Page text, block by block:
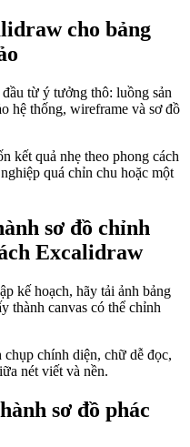
cho bảng
từ ý tưởng thô: luồng sản
hệ thống, wireframe và sơ đồ
kết quả nhẹ theo phong cách
quá chỉn chu hoặc một
sơ đồ chỉnh
Excalidraw
kế hoạch, hãy tải ảnh bảng
thành canvas có thể chỉnh
chính diện, chữ dễ đọc,
nét viết và nền.
sơ đồ phác